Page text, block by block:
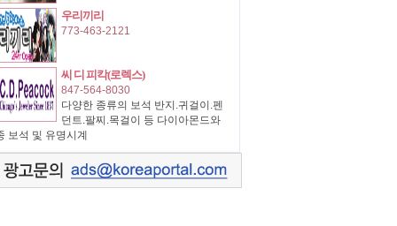
우리끼리
773-463-2121
씨 디 피칵(로렉스)
847-564-8030
다양한 종류의 보석 반지.귀걸이.펜
던트.팔찌.목걸이 등 다이아몬드와
보석 및 유명시계